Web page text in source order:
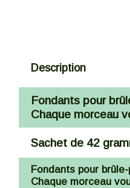
Description
Fondants pour
Chaque morceau
Sachet de 42
Fondants pour
Chaque morceau